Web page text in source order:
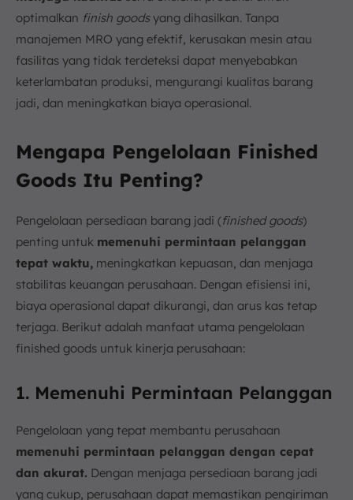
optimalkan finish goodsyang dihasilkan. Tanpa
manajemen MRO yang efektif, kerusakan mesin atau
fasilitas yang tidak terdeteksi dapat menyebabkan
keterlambatan produksi, mengurangi kualitas barang
jadi, dan meningkatkan biaya operasional.
Mengapa Pengelolaan Finished
Goods Itu Penting?
Pengelolaan persediaan barang jadi (finished goods)
penting untuk memenuhi permintaan pelanggan
tepat waktu, meningkatkan kepuasan, dan menjaga
stabilitas keuangan perusahaan. Dengan efisiensi ini,
biaya operasional dapat dikurangi, dan arus kas tetap
terjaga. Berikut adalah manfaat utama pengelolaan
finished goods untuk kinerja perusahaan:
1. Memenuhi Permintaan Pelanggan
Pengelolaan yang tepat membantu perusahaan
memenuhi permintaan pelanggan dengan cepat
dan akurat. Dengan menjaga persediaan barang jadi
yang cukup, perusahaan dapat memastikan pengiriman